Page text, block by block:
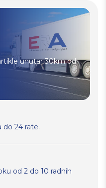
unutar 30km od
do 24 rate.
od 2 do 10 radnih